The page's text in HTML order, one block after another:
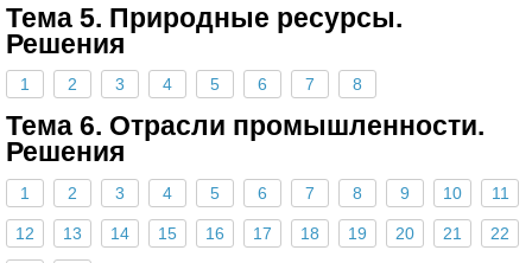
Тема 5. Природные ресурсы.
Решения
1 2 3 4 5 6 7 8
Тема 6. Отрасли промышленности.
Решения
1 2 3 4 5 6 7 8 9 10 11
12 13 14 15 16 17 18 19 20 21 22